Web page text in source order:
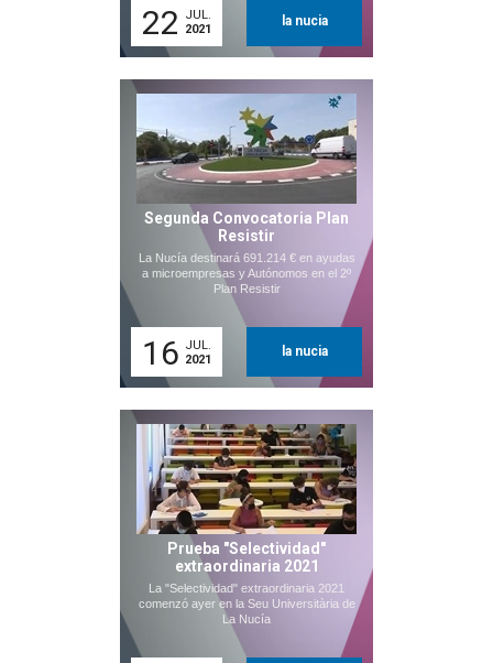
22
JUL.
2021
la nucia
Segunda Convocatoria Plan
Resistir
La Nucía destinará 691.214 € en ayudas
a microempresas y Autónomos en el 2º
Plan Resistir
16 JUL.
2021
la nucia
Prueba "Selectividad"
extraordinaria 2021
La "Selectividad" extraordinaria 2021
comenzó ayer en la Seu Universitària de
La Nucía